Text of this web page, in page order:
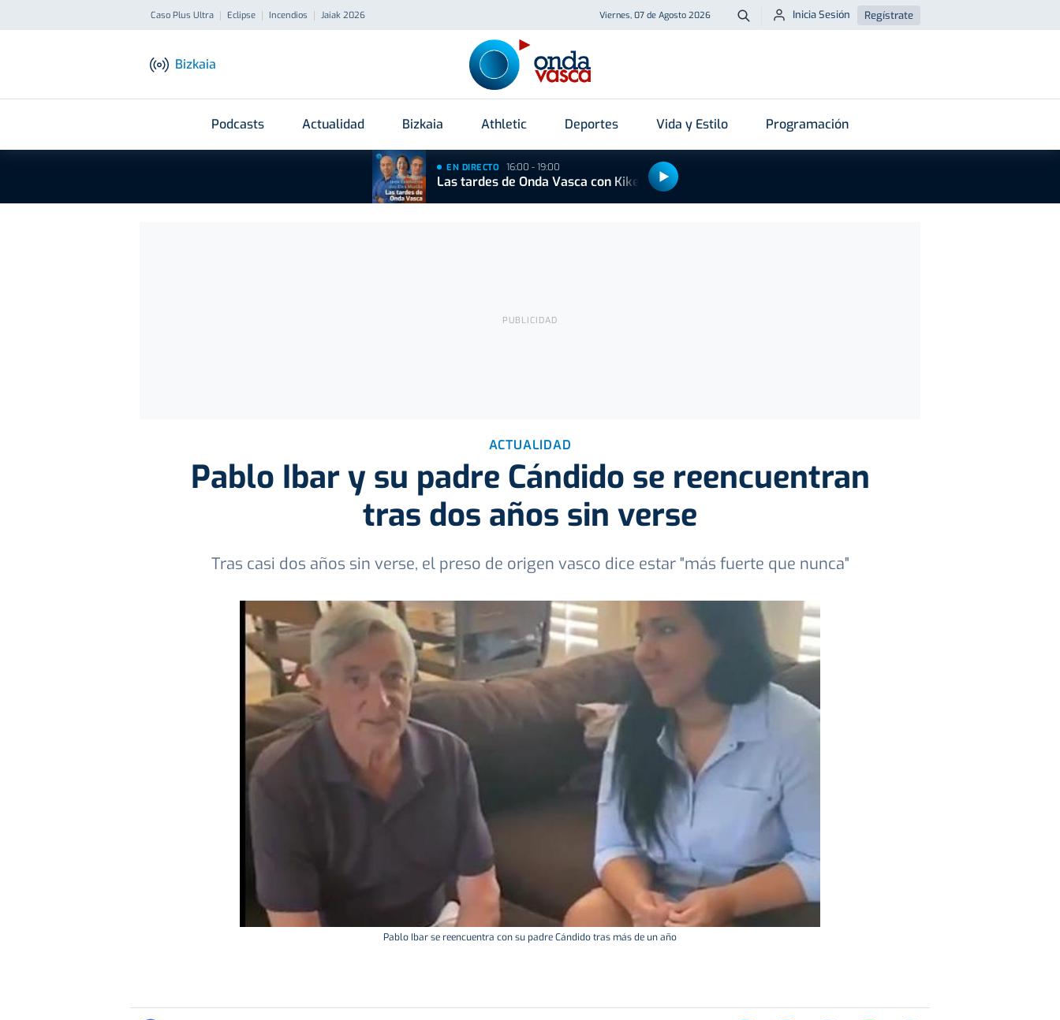
Caso Plus Ultra Eclipse Incendios Jaiak 2026 Viernes, 07 de Agosto 2026 Buscar
Inicia Sesión Regístrate
Bizkaia
Podcasts Actualidad Bizkaia Athletic Deportes Vida y Estilo Programación
EN DIRECTO 16:00 - 19:00
Las tardes de Onda Vasca con Kike Alonso
ACTUALIDAD
Pablo Ibar y su padre Cándido se reencuentran
tras dos años sin verse
Tras casi dos años sin verse, el preso de origen vasco dice estar "más fuerte que nunca"
Pablo Ibar se reencuentra con su padre Cándido tras más de un año